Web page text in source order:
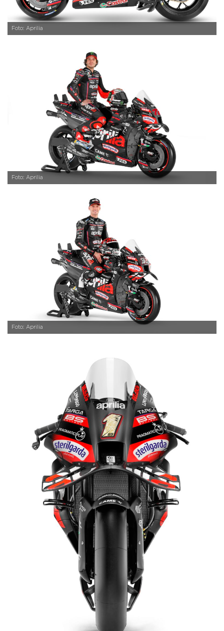
Foto: Aprilia
Foto: Aprilia
Foto: Aprilia